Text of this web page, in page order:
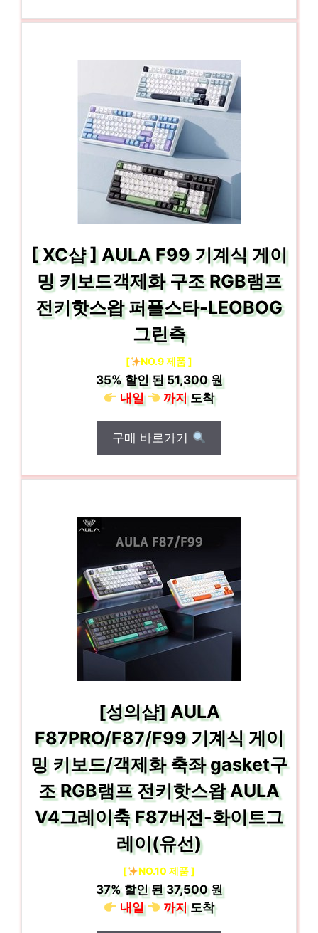
[ XC샵 ] AULA F99 기계식 게이
밍 키보드객제화 구조 RGB램프
전키핫스왑 퍼플스타-LEOBOG
그린측
[ NO.9 제품 ]
35%할인 된51,300 원
내일
까지도착
구매 바로가기
[성의샵] AULA
F87PRO/F87/F99 기계식 게이
밍 키보드/객제화 축좌 gasket구
조 RGB램프 전키핫스왑 AULA
V4그레이축 F87버전-화이트그
레이(유선)
[ NO.10 제품 ]
37%할인 된37,500 원
내일
까지도착